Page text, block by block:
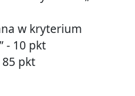
w kryterium
- 10 pkt
85 pkt